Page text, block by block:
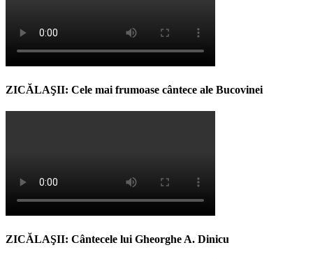
ZICĂLAŞII: Cele mai frumoase cântece ale Bucovinei
ZICĂLAŞII: Cântecele lui Gheorghe A. Dinicu